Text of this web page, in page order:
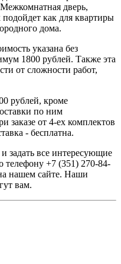
дверь,
как для квартиры
дома.
указана без
1800 рублей. Также эта
от сложности работ,
рублей, кроме
по ним
заказе от 4-ех комплектов
- бесплатна.
задать все интересующие
телефону +7 (351) 270-84-
нашем сайте. Наши
вам.